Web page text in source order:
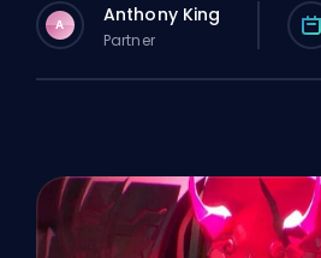
A Anthony King
Partner